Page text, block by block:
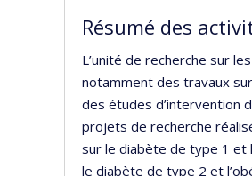
Résumé des
L’unité de recherche sur
notamment des travaux
des études d’intervention
projets de recherche
sur le diabète de type 1 et
le diabète de type 2 et